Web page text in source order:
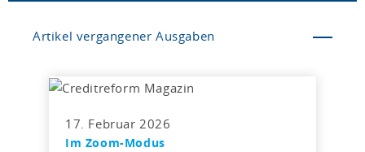
Artikel vergangener Ausgaben
17. Februar 2026
Im Zoom-Modus